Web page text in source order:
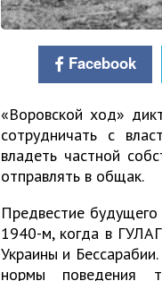
Facebook
«Воровской ход»
сотрудничать с
владеть частной
отправлять в общак.
Предвестие будущего
1940-м, когда в
Украины и
нормы поведения